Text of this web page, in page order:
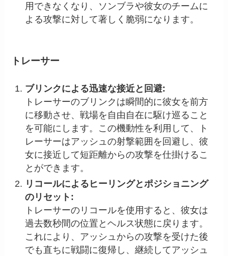
用できなくなり、ソンブラや彼女のチームに
よる攻撃に対して著しく脆弱になります。
トレーサー
ブリンクによる迅速な接近と回避:
トレーサーのブリンクは瞬間的に彼女を前方
に移動させ、戦場を自由自在に駆け巡ること
を可能にします。この機動性を利用して、ト
レーサーはアッシュの射撃範囲を回避し、彼
女に接近して短距離からの攻撃を仕掛けるこ
とができます。
リコールによるヒーリングとポジショニング
のリセット:
トレーサーのリコールを使用すると、彼女は
過去数秒間の位置とヘルス状態に戻ります。
これにより、アッシュからの攻撃を受けた後
でも直ちに戦闘に復帰し、継続してアッシュ